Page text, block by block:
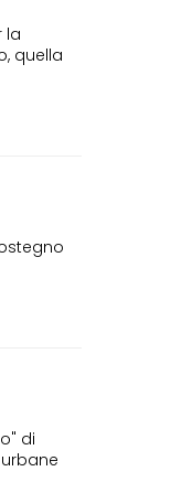
la
quella
di